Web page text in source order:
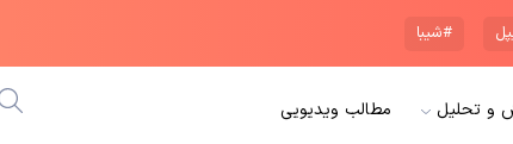
#شیبا
و تحلیل
مطالب ویدیویی